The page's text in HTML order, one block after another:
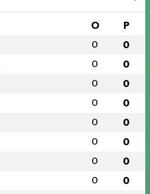
O P
0 0
0 0
0 0
0 0
0 0
0 0
0 0
0 0